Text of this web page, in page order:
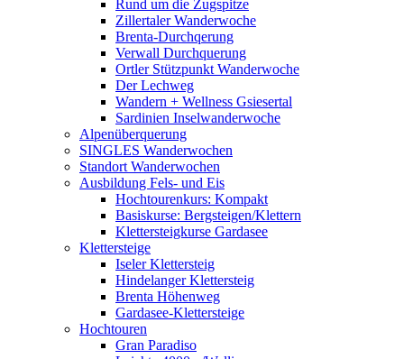
Rund um die Zugspitze
Zillertaler Wanderwoche
Brenta-Durchqerung
Verwall Durchquerung
Ortler Stützpunkt Wanderwoche
Der Lechweg
Wandern + Wellness Gsiesertal
Sardinien Inselwanderwoche
Alpenüberquerung
SINGLES Wanderwochen
Standort Wanderwochen
Ausbildung Fels- und Eis
Hochtourenkurs: Kompakt
Basiskurse: Bergsteigen/Klettern
Klettersteigkurse Gardasee
Klettersteige
Iseler Klettersteig
Hindelanger Klettersteig
Brenta Höhenweg
Gardasee-Klettersteige
Hochtouren
Gran Paradiso